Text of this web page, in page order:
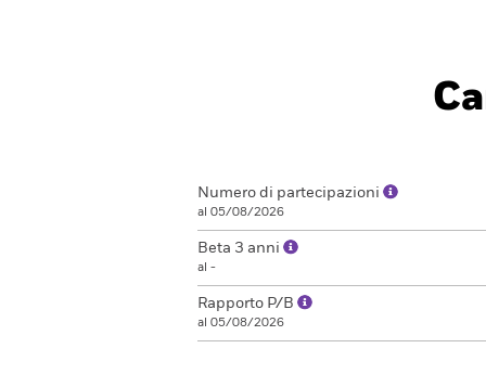
Numero di partecipazioni
al 05/08/2026
Beta 3 anni
al -
Rapporto P/B
al 05/08/2026